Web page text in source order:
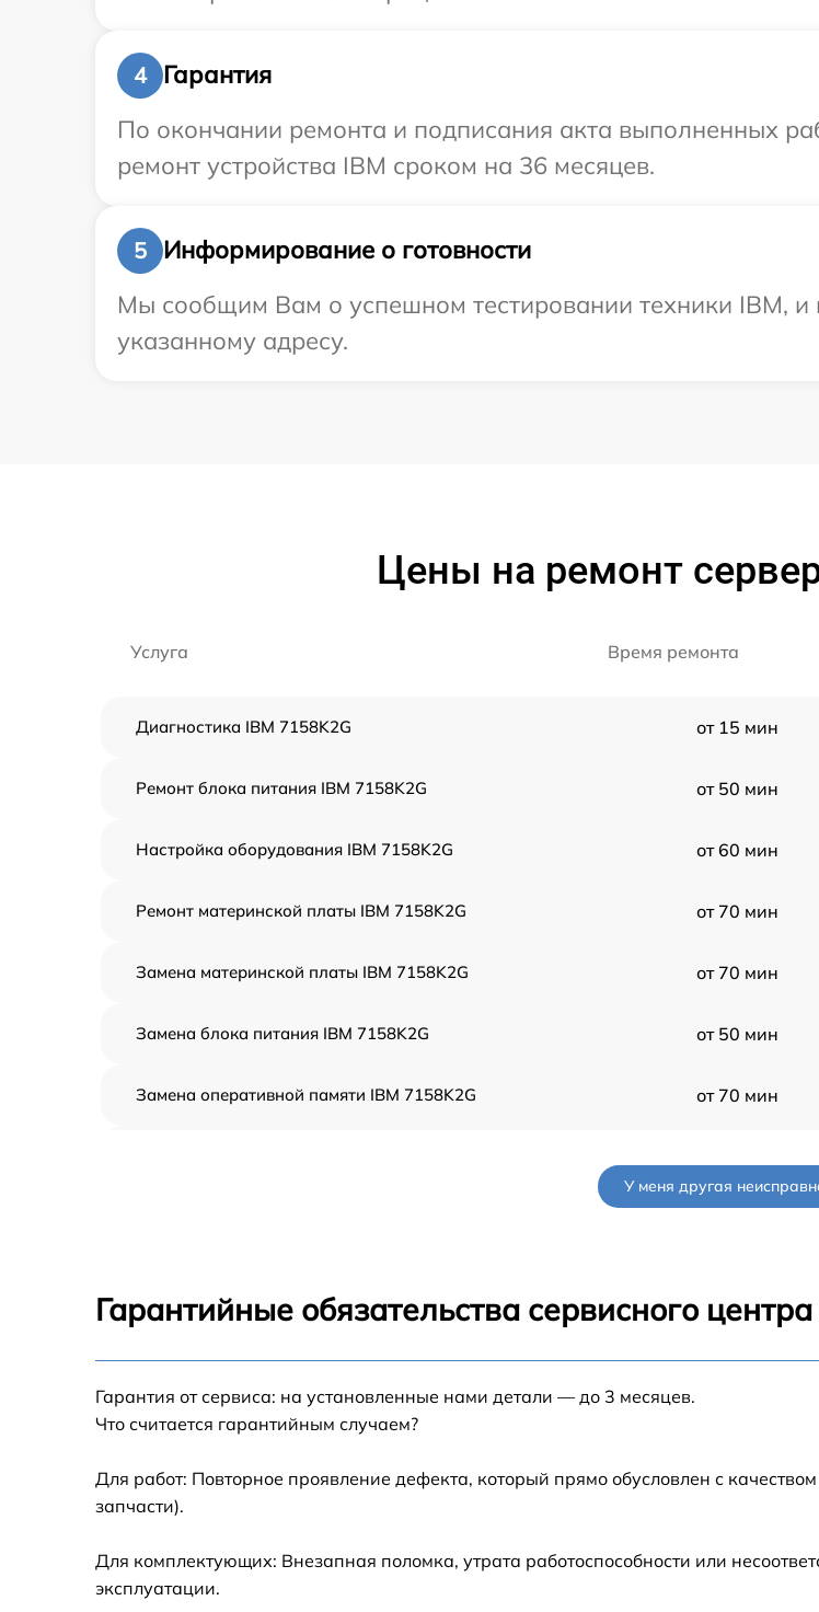
4
Гарантия
По окончании ремонта и подписания акта выполненных
ремонт устройства IBM сроком на 36 месяцев.
5
Информирование о готовности
Мы сообщим Вам о успешном тестировании техники IBM, и
указанному адресу.
Цены на ремонт
Услуга Время ремонта
Диагностика IBM 7158K2G от 15 мин
Ремонт блока питания IBM 7158K2G от 50 мин
Настройка оборудования IBM 7158K2G от 60 мин
Ремонт материнской платы IBM 7158K2G от 70 мин
Замена материнской платы IBM 7158K2G от 70 мин
Замена блока питания IBM 7158K2G от 50 мин
Замена оперативной памяти IBM 7158K2G от 70 мин
Ремонт СХД IBM 7158K2G
Ремонт и диагностика ленточного
автозагрузчика IBM 7158K2G
У меня другая
Гарантийные обязательства сервисного
Гарантия от сервиса: на установленные нами детали — до 3 месяцев.
Что считается гарантийным случаем?
Для работ: Повторное проявление дефекта, который прямо обусловлен с
запчасти).
Для комплектующих: Внезапная поломка, утрата работоспособности или
эксплуатации.